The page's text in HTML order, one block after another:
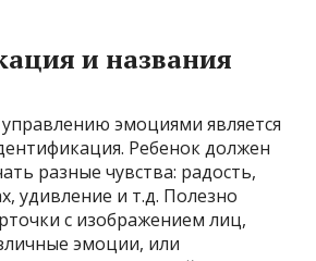
и названия
эмоциями является
Ребенок должен
разные чувства: радость,
удивление и т.д. Полезно
с изображением лиц,
эмоции, или